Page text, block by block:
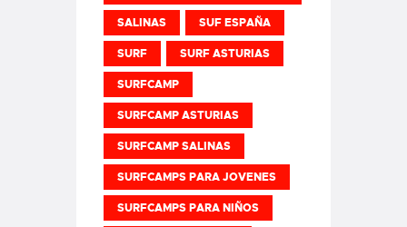
SALINAS SUF ESPAÑA
SURF SURF ASTURIAS
SURFCAMP
SURFCAMP ASTURIAS
SURFCAMP SALINAS
SURFCAMPS PARA JOVENES
SURFCAMPS PARA NIÑOS